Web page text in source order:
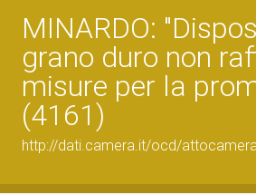
MINARDO:
grano duro non
misure per la
(4161)
http://dati.camera.it/ocd/